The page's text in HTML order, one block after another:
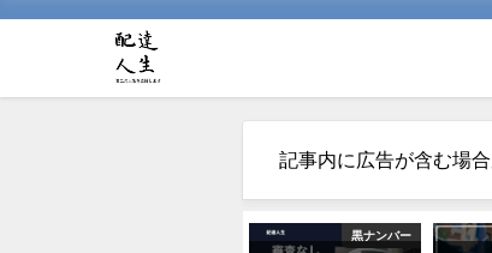
記事内に広告が含む場
黒ナンバー